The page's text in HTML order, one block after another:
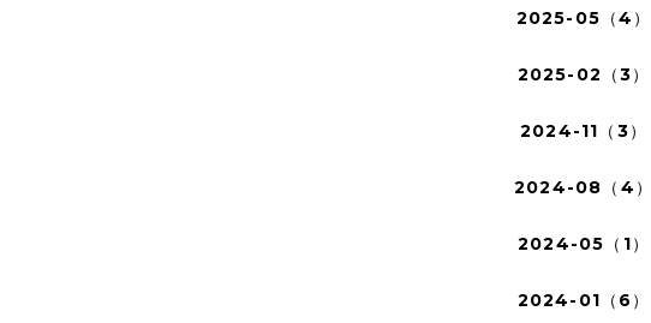
2025-05（4）
2025-02（3）
2024-11（3）
2024-08（4）
2024-05（1）
2024-01（6）